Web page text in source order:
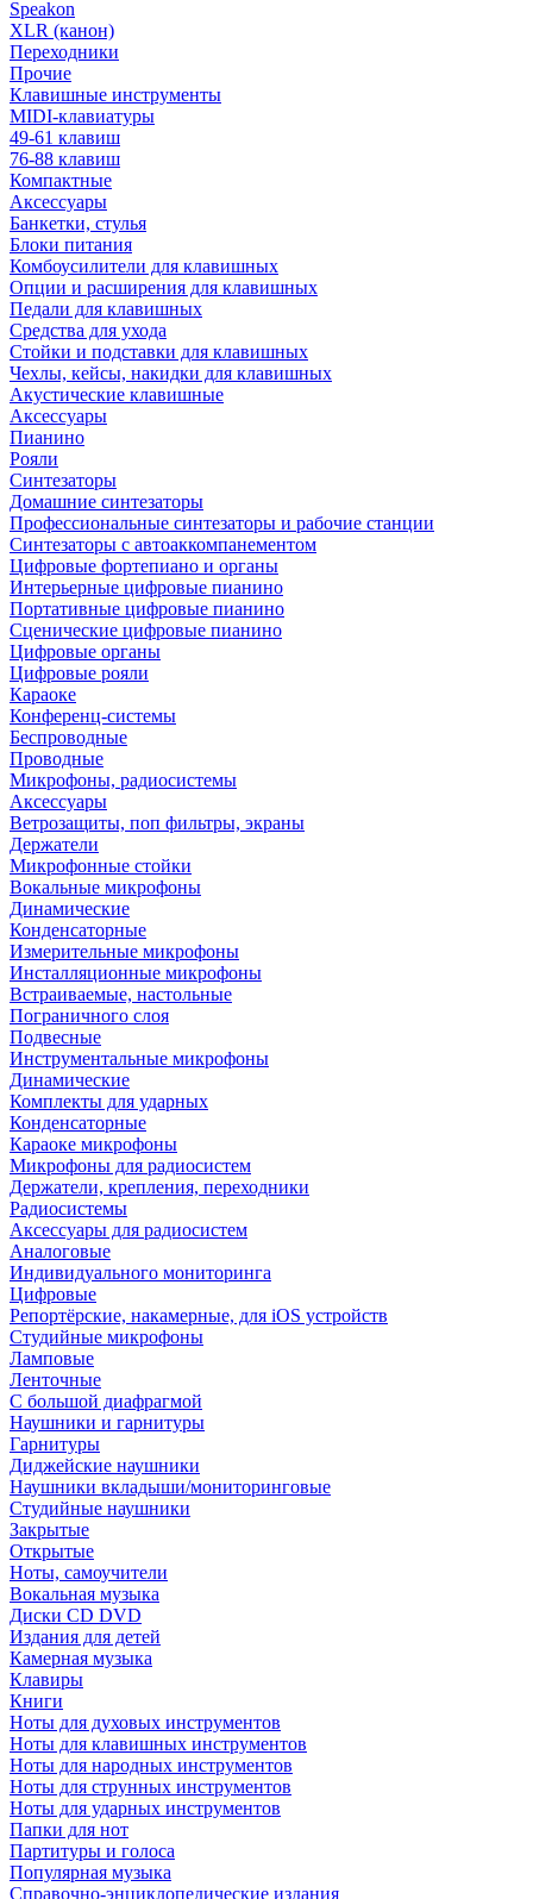
Speakon
XLR (канон)
Переходники
Прочие
Клавишные инструменты
MIDI-клавиатуры
49-61 клавиш
76-88 клавиш
Компактные
Аксессуары
Банкетки, стулья
Блоки питания
Комбоусилители для клавишных
Опции и расширения для клавишных
Педали для клавишных
Средства для ухода
Стойки и подставки для клавишных
Чехлы, кейсы, накидки для клавишных
Акустические клавишные
Аксессуары
Пианино
Рояли
Синтезаторы
Домашние синтезаторы
Профессиональные синтезаторы и рабочие станции
Синтезаторы с автоаккомпанементом
Цифровые фортепиано и органы
Интерьерные цифровые пианино
Портативные цифровые пианино
Сценические цифровые пианино
Цифровые органы
Цифровые рояли
Караоке
Конференц-системы
Беспроводные
Проводные
Микрофоны, радиосистемы
Аксессуары
Ветрозащиты, поп фильтры, экраны
Держатели
Микрофонные стойки
Вокальные микрофоны
Динамические
Конденсаторные
Измерительные микрофоны
Инсталляционные микрофоны
Встраиваемые, настольные
Пограничного слоя
Подвесные
Инструментальные микрофоны
Динамические
Комплекты для ударных
Конденсаторные
Караоке микрофоны
Микрофоны для радиосистем
Держатели, крепления, переходники
Радиосистемы
Аксессуары для радиосистем
Аналоговые
Индивидуального мониторинга
Цифровые
Репортёрские, накамерные, для iOS устройств
Студийные микрофоны
Ламповые
Ленточные
С большой диафрагмой
Наушники и гарнитуры
Гарнитуры
Диджейские наушники
Наушники вкладыши/мониторинговые
Студийные наушники
Закрытые
Открытые
Ноты, самоучители
Вокальная музыка
Диски CD DVD
Издания для детей
Камерная музыка
Клавиры
Книги
Ноты для духовых инструментов
Ноты для клавишных инструментов
Ноты для народных инструментов
Ноты для струнных инструментов
Ноты для ударных инструментов
Папки для нот
Партитуры и голоса
Популярная музыка
Справочно-энциклопедические издания